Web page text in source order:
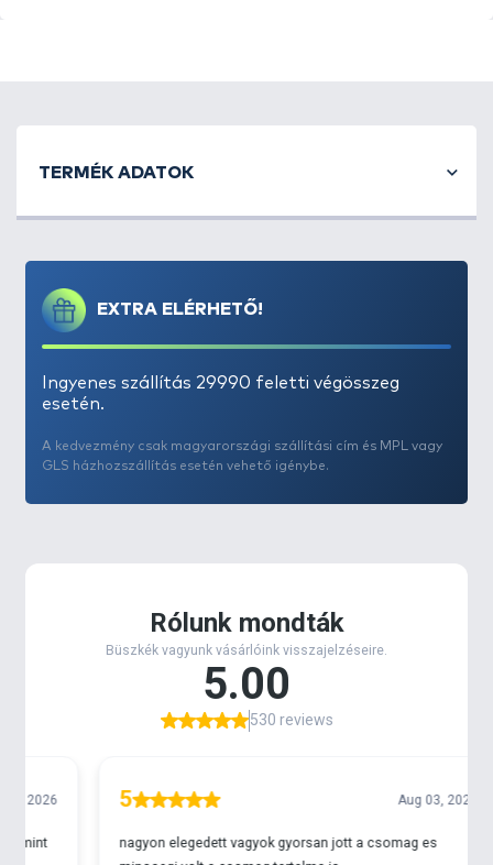
EXTRA ELÉRHETŐ!
Ingyenes szállítás 29990 feletti végösszeg
esetén.
A kedvezmény csak magyarországi szállítási cím és MPL vagy
GLS házhozszállítás esetén vehető igénybe.
TERMÉK ADATOK